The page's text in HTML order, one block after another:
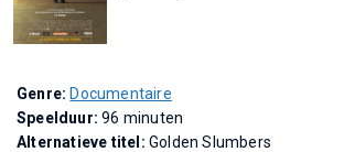
Genre: Documentaire
Speelduur:96 minuten
Alternatieve titel: Golden Slumbers